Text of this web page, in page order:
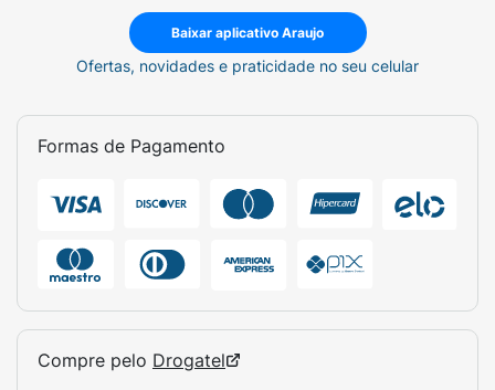
Baixar aplicativo Araujo
Ofertas, novidades e praticidade no seu celular
Formas de Pagamento
Compre pelo Drogatel